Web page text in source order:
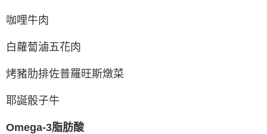
咖哩牛肉
白蘿蔔滷五花肉
烤豬肋排佐普羅旺斯燉菜
耶誕骰子牛
Omega-3脂肪酸